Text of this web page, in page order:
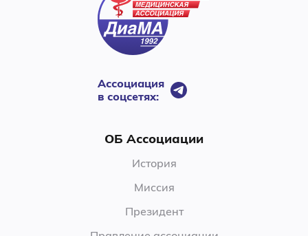
Ассоциация
в соцсетях:
ОБ Ассоциации
История
Миссия
Президент